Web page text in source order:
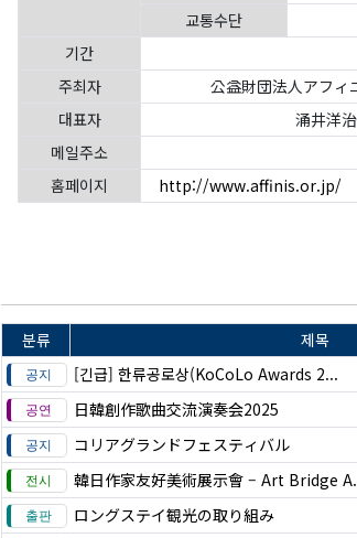
교통수단
기간
주최자
公益財団法人アフィ
대표자
涌井洋治
메일주소
홈페이지
http://www.affinis.or.jp/
분류 제목
[긴급] 한류공로상(KoCoLo Awards 2...
日韓創作歌曲交流演奏会2025
コリアグランドフェスティバル
韓日作家友好美術展示會 – Art Bridge
ロングステイ観光の取り組み